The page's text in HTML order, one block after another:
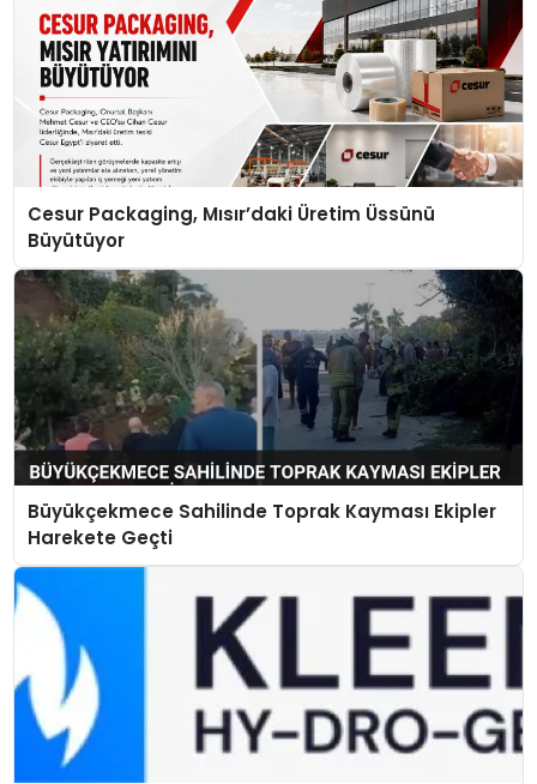
Cesur Packaging, Mısır’daki Üretim Üssünü
Büyütüyor
Büyükçekmece Sahilinde Toprak Kayması Ekipler
Harekete Geçti